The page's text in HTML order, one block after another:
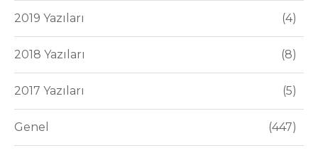
2019 Yazıları 4
2018 Yazıları 8
2017 Yazıları 5
Genel 447